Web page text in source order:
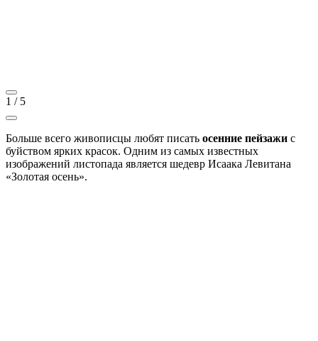
1 / 5
Больше всего живописцы любят писать осенние пейзажи с
буйством ярких красок. Одним из самых известных
изображений листопада является шедевр Исаака Левитана
«Золотая осень».